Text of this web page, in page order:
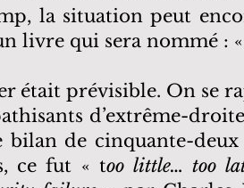
la situation peut
livre qui sera nommé :
était prévisible. On se
d’extrême-
bilan de cinquante-
ce fut « too little… too